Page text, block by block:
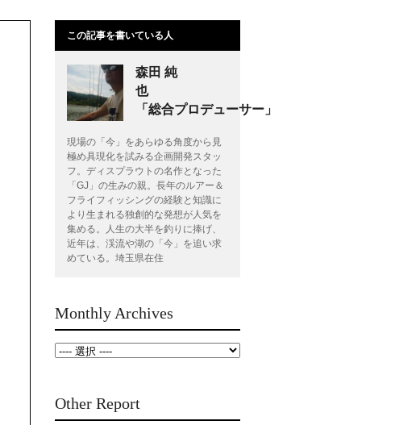
この記事を書いている人
森田 純
也
「総合プロデューサー」
現場の「今」をあらゆる角度から見
極め具現化を試みる企画開発スタッ
フ。ディスプラウトの名作となった
「GJ」の生みの親。長年のルアー＆
フライフィッシングの経験と知識に
より生まれる独創的な発想が人気を
集める。人生の大半を釣りに捧げ、
近年は、渓流や湖の「今」を追い求
めている。埼玉県在住
Monthly Archives
Other Report